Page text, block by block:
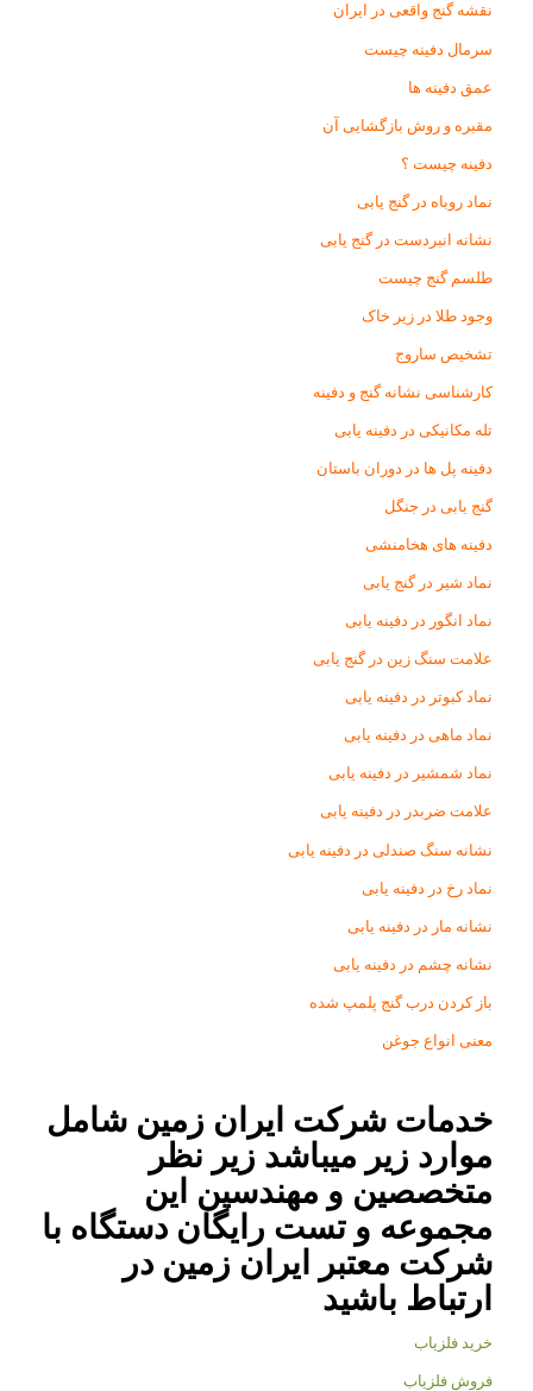
نقشه گنج واقعی در ایران
سرمال دفینه چیست
عمق دفینه ها
مقبره و روش بازگشایی آن
دفینه چیست ؟
نماد روباه در گنج یابی
نشانه انبردست در گنج یابی
طلسم گنج چیست
وجود طلا در زیر خاک
تشخیص ساروج
کارشناسی نشانه گنج و دفینه
تله مکانیکی در دفینه یابی
دفینه پل ها در دوران باستان
گنج یابی در جنگل
دفینه های هخامنشی
نماد شیر در گنج یابی
نماد انگور در دفینه یابی
علامت سنگ زین در گنج یابی
نماد کبوتر در دفینه یابی
نماد ماهی در دفینه یابی
نماد شمشیر در دفینه یابی
علامت ضربدر در دفینه یابی
نشانه سنگ صندلی در دفینه یابی
نماد رخ در دفینه یابی
نشانه مار در دفینه یابی
نشانه چشم در دفینه یابی
باز کردن درب گنج پلمپ شده
معنی انواع جوغن
خدمات شرکت ایران زمین شامل
موارد زیر میباشد زیر نظر
متخصصین و مهندسین این
مجموعه و تست رایگان دستگاه با
شرکت معتبر ایران زمین در
ارتباط باشید
خرید فلزیاب
فروش فلزیاب